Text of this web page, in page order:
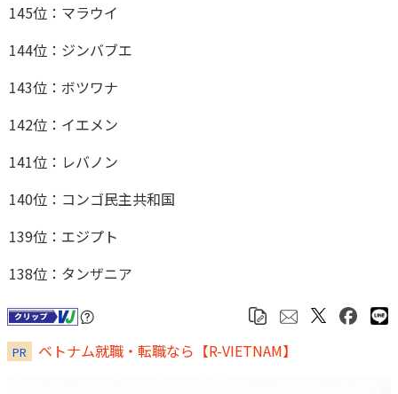
145位：マラウイ
144位：ジンバブエ
143位：ボツワナ
142位：イエメン
141位：レバノン
140位：コンゴ民主共和国
139位：エジプト
138位：タンザニア
PR ベトナム就職・転職なら【R-VIETNAM】